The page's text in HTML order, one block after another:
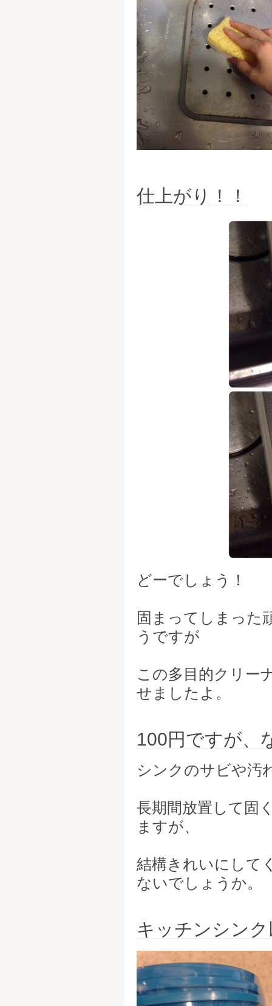
仕上がり！！
どーでしょう！
固まってしまった
うですが
この多目的クリー
せましたよ。
100円ですが、
シンクのサビや汚
長期間放置して固
ますが、
結構きれいにして
ないでしょうか。
キッチンシン